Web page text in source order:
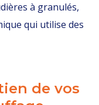
à granulés,
qui utilise des
de vos